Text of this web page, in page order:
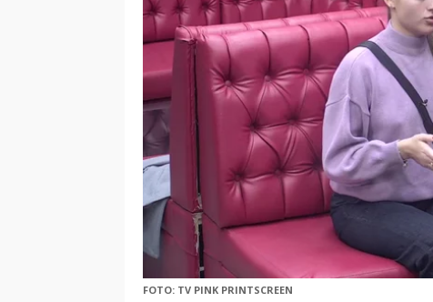
FOTO: TV PINK PRINTSCREEN